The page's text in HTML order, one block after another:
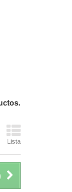
Lista